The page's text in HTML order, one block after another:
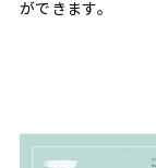
ができます。